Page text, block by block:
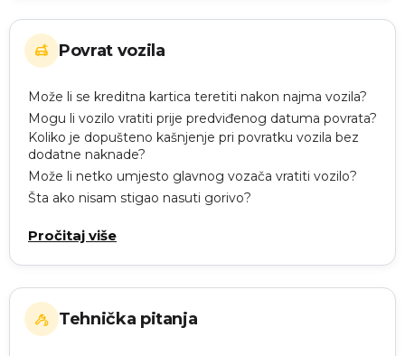
Povrat vozila
Može li se kreditna kartica teretiti nakon najma vozila?
Mogu li vozilo vratiti prije predviđenog datuma povrata?
Koliko je dopušteno kašnjenje pri povratku vozila bez
dodatne naknade?
Može li netko umjesto glavnog vozača vratiti vozilo?
Šta ako nisam stigao nasuti gorivo?
Pročitaj više
Tehnička pitanja